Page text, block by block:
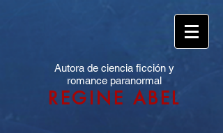
Autora de ciencia ficción y
romance paranormal
REGINE ABEL